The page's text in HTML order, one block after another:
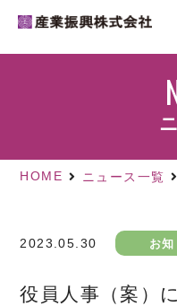
HOME ニュース一覧
2023.05.30 お知
役員人事（案）